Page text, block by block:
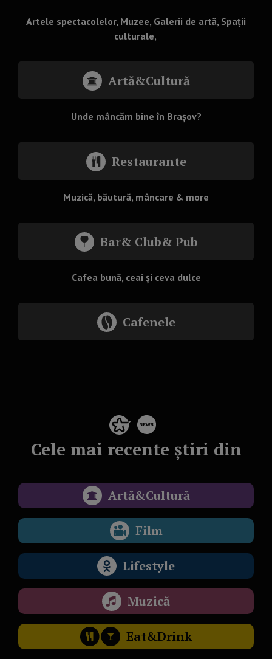
Artele spectacolelor, Muzee, Galerii de artă, Spații
culturale,
Artă&Cultură
Unde mâncăm bine în Brașov?
Restaurante
Muzică, băutură, mâncare & more
Bar& Club& Pub
Cafea bună, ceai și ceva dulce
Cafenele
Cele mai recente știri din
Artă&Cultură
Film
Lifestyle
Muzică
Eat&Drink